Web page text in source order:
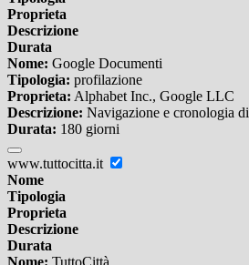
Proprieta
Descrizione
Durata
Nome: Google Documenti
Tipologia: profilazione
Proprieta: Alphabet Inc., Google LLC
Descrizione: Navigazione e cronologia
Durata: 180 giorni
www.tuttocitta.it
Nome
Tipologia
Proprieta
Descrizione
Durata